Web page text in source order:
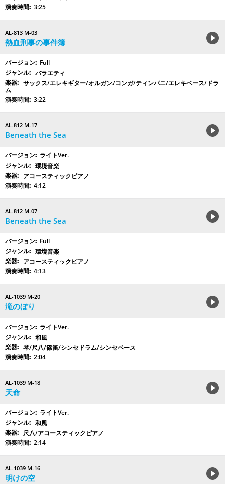
3:25
AL-813 M-03
熱血刑事の事件簿
Full
バラエティ
サックス/エレキギター/オルガン/コンガ/ティンパニ/エレキベース/ドラ
ム
3:22
AL-812 M-17
Beneath the Sea
ライトVer.
環境音楽
アコースティックピアノ
4:12
AL-812 M-07
Beneath the Sea
Full
環境音楽
アコースティックピアノ
4:13
AL-1039 M-20
滝のぼり
ライトVer.
和風
琴/尺八/篠笛/シンセドラム/シンセベース
2:04
AL-1039 M-18
天命
ライトVer.
和風
尺八/アコースティックピアノ
2:14
AL-1039 M-16
明けの空